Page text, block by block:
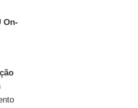
On-